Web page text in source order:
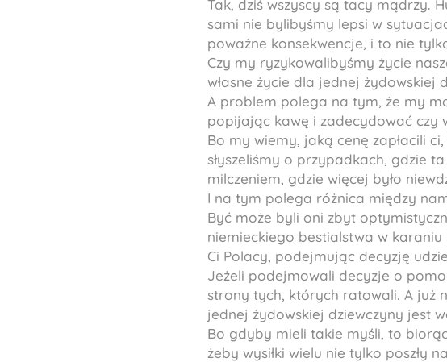
Tak, dziś wszyscy są tacy mądrzy.
sami nie bylibyśmy lepsi w
poważne konsekwencje, i to nie
Czy my ryzykowalibyśmy życie
własne życie dla jednej żydowskiej
A problem polega na tym, że my
popijając kawę i zadecydować czy
Bo my wiemy, jaką cenę zapłacili
słyszeliśmy o przypadkach, gdzie
milczeniem, gdzie więcej było
I na tym polega różnica między
Być może byli oni zbyt
niemieckiego bestialstwa w
Ci Polacy, podejmując decyzję
Jeżeli podejmowali decyzje o
strony tych, których ratowali. A już
jednej żydowskiej dziewczyny jest
Bo gdyby mieli takie myśli, to
żeby wysiłki wielu nie tylko poszły